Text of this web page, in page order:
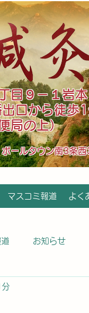
目９－１岩
口から徒歩
局の上）
ポールタウン南3条
マスコミ報道 よく
お知らせ
分